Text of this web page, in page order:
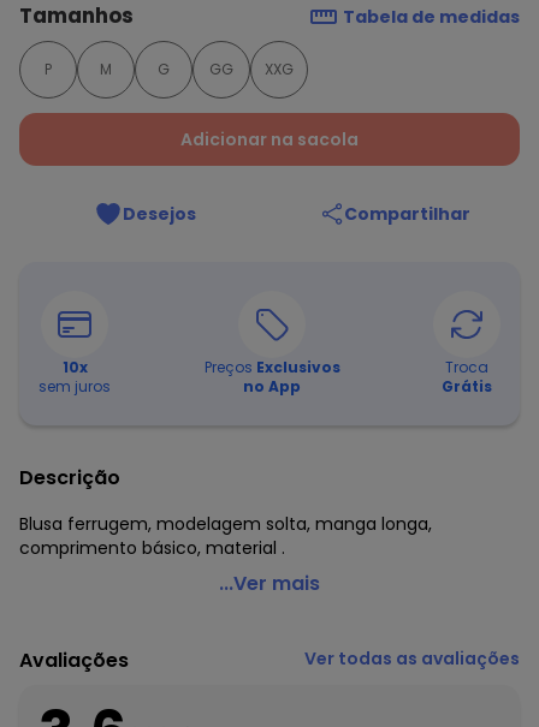
Tamanhos Tabela de medidas
P M G GG XXG
Adicionar na sacola
Desejos Compartilhar
10x
sem juros
Preços Exclusivos
no App
Troca
Grátis
Descrição
Blusa ferrugem, modelagem solta, manga longa,
comprimento básico, material .
Bimini - Blusa Ferrugem em Viscose Plana
Comprimento da manga: Longa
Tecido: Viscose plana 117g 100% viscose viscose plana
Histórico de preços
...Ver mais
Avaliações Ver todas as avaliações